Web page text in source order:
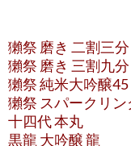
獺祭 磨き 二割三分
獺祭 磨き 三割九分
獺祭 純米大吟醸45
獺祭 スパークリン
十四代 本丸
黒龍 大吟醸 龍